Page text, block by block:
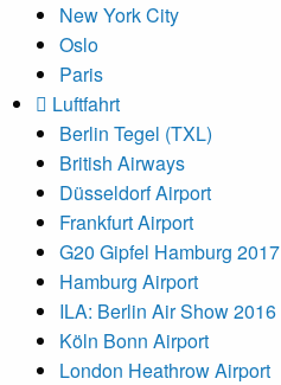
New York City
Oslo
Paris
Luftfahrt
Berlin Tegel (TXL)
British Airways
Düsseldorf Airport
Frankfurt Airport
G20 Gipfel Hamburg 2017
Hamburg Airport
ILA: Berlin Air Show 2016
Köln Bonn Airport
London Heathrow Airport